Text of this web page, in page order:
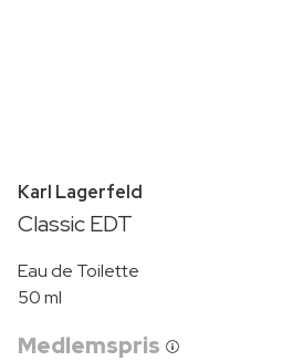
Karl Lagerfeld
Classic EDT
Eau de Toilette
50 ml
Medlemspris